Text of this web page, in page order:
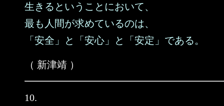
生きるということにおいて、
最も人間が求めているのは、
「安全」と「安心」と「安定」である。
（ 新津靖 ）
10.